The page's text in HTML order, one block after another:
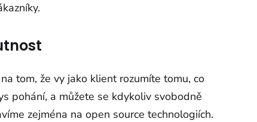
tom, že vy jako klient rozumíte tomu, co
pohání, a můžete se kdykoliv svobodně
zejména na open source technologiích.